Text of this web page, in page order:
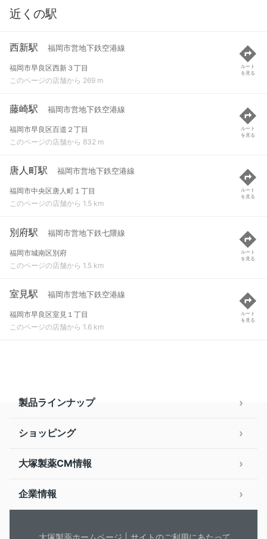
近くの駅
西新駅 福岡市営地下鉄空港線
福岡市早良区西新３丁目
このページの店舗から 269 m
ルート
を見る
藤崎駅 福岡市営地下鉄空港線
福岡市早良区百道２丁目
このページの店舗から 832 m
ルート
を見る
唐人町駅 福岡市営地下鉄空港線
福岡市中央区唐人町１丁目
このページの店舗から 1.5 km
ルート
を見る
別府駅 福岡市営地下鉄七隈線
福岡市城南区別府
このページの店舗から 1.5 km
ルート
を見る
室見駅 福岡市営地下鉄空港線
福岡市早良区室見１丁目
このページの店舗から 1.6 km
ルート
を見る
製品ラインナップ
ショッピング
大塚製薬CM情報
企業情報